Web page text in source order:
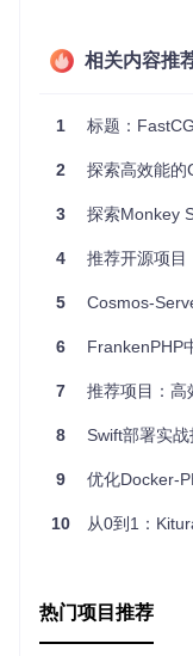
后端服务 ：作
数据处理和计算
简单，不仅限于简
项目特点
高效率：利用
易用性：清晰的
灵活性：可适应
社区支持：持续
了社区的发展。
源代码，按照
[查看项目Git仓库
相关内容推
1 标题：
2 探索高效能
3 探索Monkey
4 推荐开源项目：
5 Cosmos-
6 FrankenPHP
7 推荐项目：高效
8 Swift部署实战指
9 优化Docker-PHP
10 从0到1：
热门项目推荐